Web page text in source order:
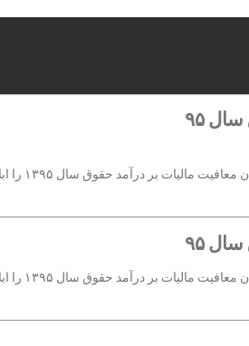
۹۵
اساس، سقف معافیت مالیاتی درآمد سالیانه ۱۵۶ میلیون ریال اعلام شد.
۹۵
اساس، سقف معافیت مالیاتی درآمد سالیانه ۱۵۶ میلیون ریال اعلام شد.